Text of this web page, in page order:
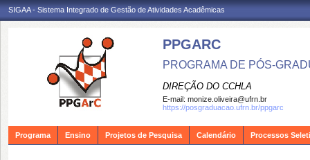
SIGAA - Sistema Integrado de Gestão de Atividades Acadêmicas
PPGARC
PROGRAMA DE PÓS-
DIREÇÃO DO CCHLA
E-mail: monize.oliveira@ufrn.br
https://posgraduacao.ufrn.br/ppgarc
Programa Ensino Projetos de Pesquisa Calendário Processos